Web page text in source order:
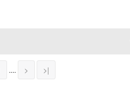
.... > >|